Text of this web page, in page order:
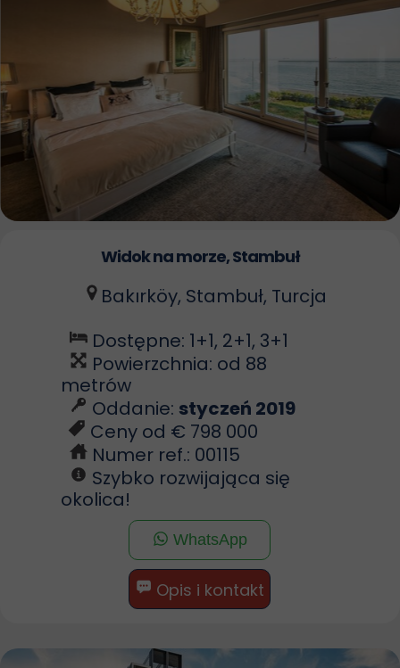
Opis i kontakt
Widok na morze, Stambuł
Bakırköy, Stambuł, Turcja
Dostępne: 1+1, 2+1, 3+1
Powierzchnia: od 88
metrów
Oddanie: styczeń 2019
Ceny od € 798 000
Numer ref.: 00115
Szybko rozwijająca się
okolica!
WhatsApp